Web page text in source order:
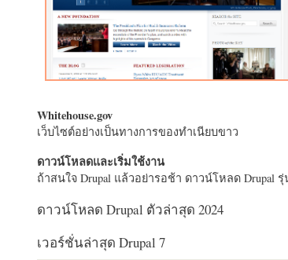
Whitehouse.gov
เว็บไซต์อย่างเป็นทางการของทำเนียบขาว
ดาวน์โหลดและเริ่มใช้งาน
ถ้าสนใจ Drupal แล้วอย่ารอช้า ดาวน์โหลด Drupal
ดาวน์โหลด Drupal ตัวล่าสุด 2024
เวอร์ชั่นล่าสุด Drupal 7